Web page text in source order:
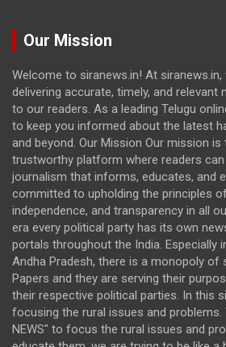
Our Mission
Welcome to siranews.in! At
delivering accurate, timely, and relevant
to our readers. As a leading Telugu
to keep you informed about the latest
and beyond. Our Mission Our mission is
trustworthy platform where readers
journalism that informs, educates, and
committed to upholding the principles
independence, and transparency in all
era every political party has its own
portals throughout the India. Especially
Andha Pradesh, there is a monopoly of
Papers and they are serving their
their respective political parties. In this
focusing the rural issues and problems.
NEWS" to focus the rural issues and